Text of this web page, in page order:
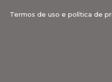
Termos de uso e política de